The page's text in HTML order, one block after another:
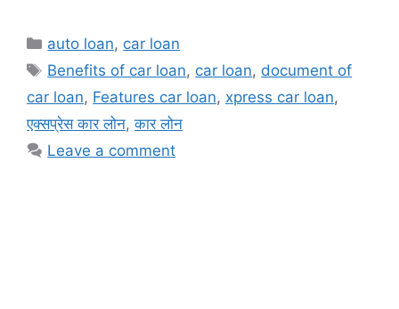
Categories
auto loan, car loan
Tags
Benefits of car loan, car loan, document of
car loan, Features car loan, xpress car loan,
एक्सप्रेस कार लोन,कार लोन
Leave a comment